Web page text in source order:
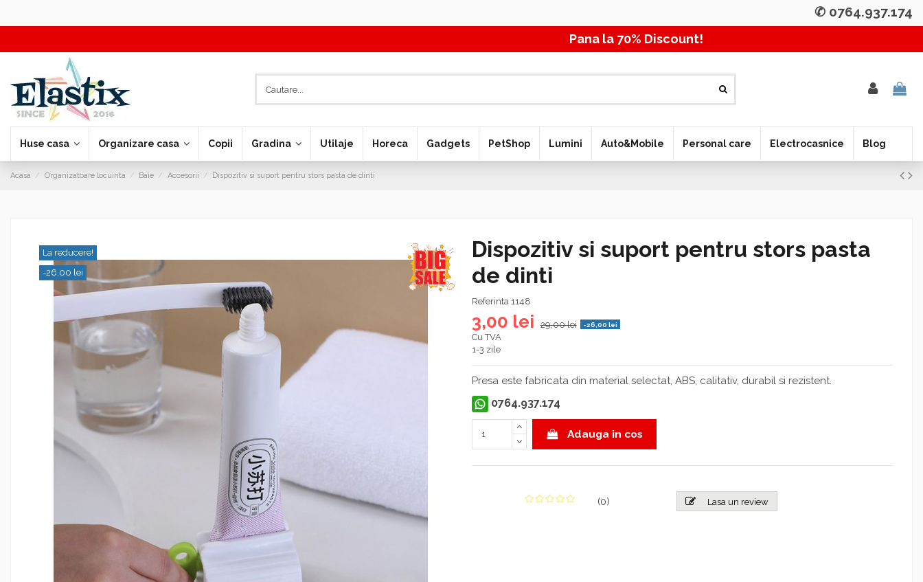
✆ 0764.937.174
Pana la 70% Discount! Pana la
Huse casa Organizare casa Copii Gradina Utilaje Horeca Gadgets PetShop Lumini Auto&Mobile Personal care Electrocasnice Blog
Reduceri
Acasa Organizatoare locuinta Baie Accesorii Dispozitiv si suport pentru stors pasta de dinti
La reducere!
-26,00 lei
Dispozitiv si suport pentru stors pasta
de dinti
Referinta 1148
3,00 lei 29,00 lei -26,00 lei
Cu TVA
1-3 zile
Presa este fabricata din material selectat, ABS, calitativ, durabil si rezistent.
0764.937.174
Adauga in cos
(0) Lasa un review